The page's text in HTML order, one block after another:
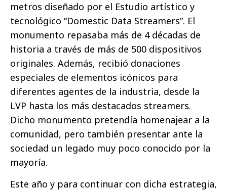
metros diseñado por el Estudio artístico y
tecnológico “Domestic Data Streamers”. El
monumento repasaba más de 4 décadas de
historia a través de más de 500 dispositivos
originales. Además, recibió donaciones
especiales de elementos icónicos para
diferentes agentes de la industria, desde la
LVP hasta los más destacados streamers.
Dicho monumento pretendía homenajear a la
comunidad, pero también presentar ante la
sociedad un legado muy poco conocido por la
mayoría.
Este año y para continuar con dicha estrategia,